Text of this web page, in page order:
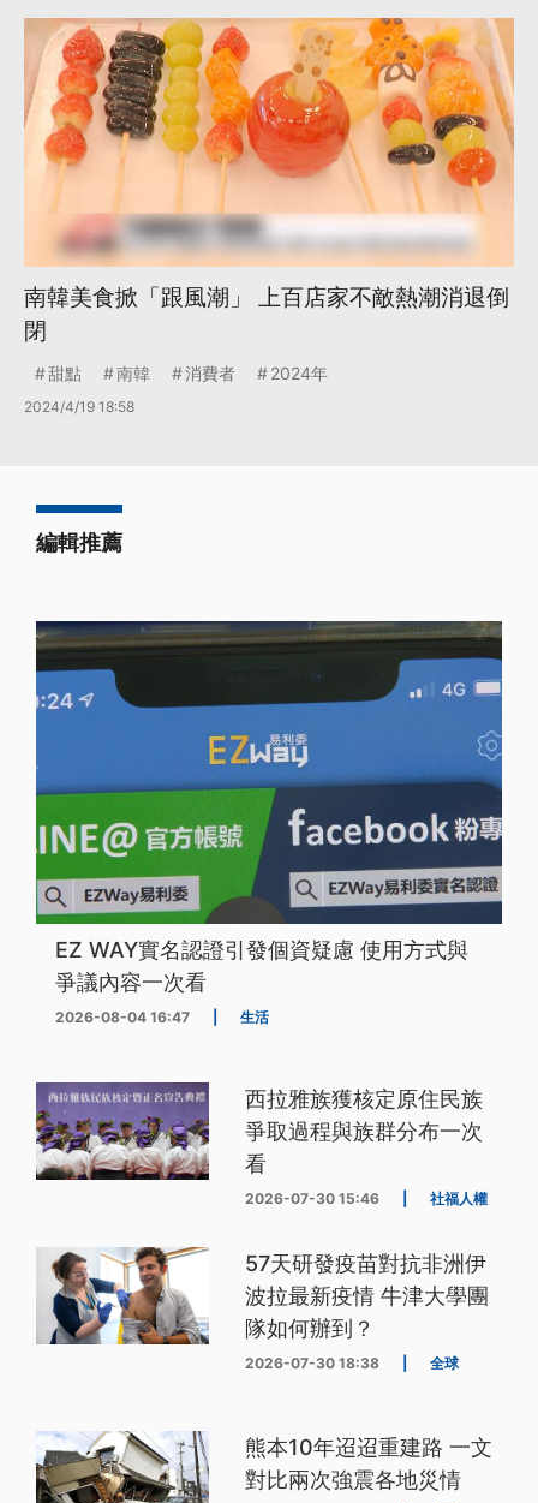
南韓美食掀「跟風潮」 上百店家不敵熱潮消退倒
閉
甜點 南韓 消費者 2024年
2024/4/19 18:58
編輯推薦
EZ WAY實名認證引發個資疑慮 使用方式與
爭議內容一次看
2026-08-04 16:47 生活
西拉雅族獲核定原住民族
爭取過程與族群分布一次
看
2026-07-30 15:46 社福人權
57天研發疫苗對抗非洲伊
波拉最新疫情 牛津大學團
隊如何辦到？
2026-07-30 18:38 全球
熊本10年迢迢重建路 一文
對比兩次強震各地災情